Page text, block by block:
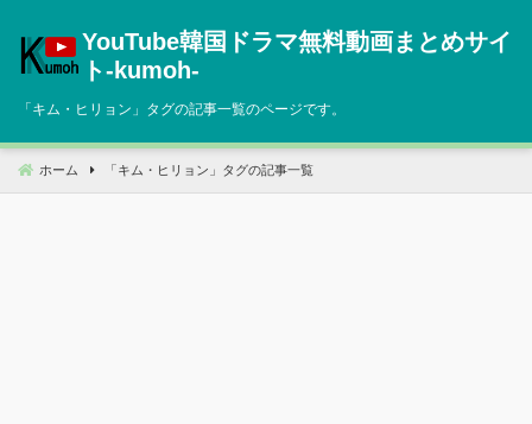
へ
動
YouTube韓国ドラマ無料動画まとめサイ
ト‐kumoh‐
「キム・ヒリョン 」タグの記事一覧のページです。
ホーム 「 キム・ヒリョン 」タグの記事一覧